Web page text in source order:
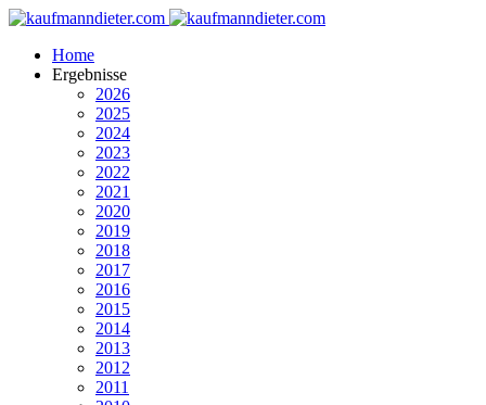
Home
Ergebnisse
2026
2025
2024
2023
2022
2021
2020
2019
2018
2017
2016
2015
2014
2013
2012
2011